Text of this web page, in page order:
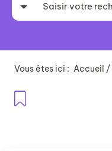
Vous êtes ici : Accueil /